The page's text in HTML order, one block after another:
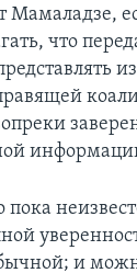
Мамаладзе,
что
пока
и